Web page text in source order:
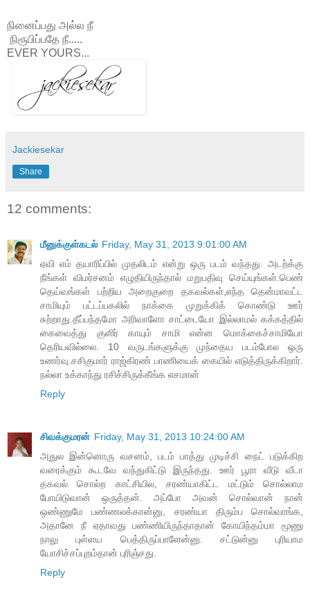
நினைப்பது அல்ல நீ
நிரூபிப்பதே நீ.....
EVER YOURS...
Jackiesekar
Share
12 comments:
மீனுக்குள்கடல் Friday, May 31, 2013 9:01:00 AM
ஏவி எம் தயாரிப்பில் முதலிடம் என்று ஒரு படம் வந்தது. அடற்க்கு
நீங்கள் விமர்சனம் எழுதியிருந்தால் மறுபதிவு செய்யுங்கள்.பெண்
தெய்வங்கள் பற்றிய அறைகுறை தகவல்கள்,எந்த தென்மாவட்ட
சாமியும் பட்டப்பகலில் நாக்கை முறுக்கிக் கொண்டு ஊர்
சுற்றாது.தீப்பந்தமோ அரிவாளோ சாட்டையோ இல்லாமல் கக்கத்தில்
கைவைத்து குளிர் காயும் சாமி என்ன மொக்கைச்சாமியோ
தெரியவில்லை. 10 வருடங்களுக்கு முந்தைய படம்போல ஒரு
உணர்வு.சசிகுமார் ராஜ்கிரண் பாணியைக் கையில் எடுத்திருக்கிறார்.
நல்லா உக்காந்து ரசிச்சிருக்கீங்க எசமான்
Reply
சிவக்குமரன் Friday, May 31, 2013 10:24:00 AM
அதுல இன்னொரு வசனம், படம் பாத்து முடிச்சி நைட் படுக்கிற
வரைக்கும் கூடவே வந்துகிட்டு இருந்தது. ஊர் பூரா வீடு வீடா
தகவல் சொல்ற காட்சியில, சரண்யாகிட்ட மட்டும் சொல்லாம
போயிடுவான் ஒருத்தன். அப்போ அவன் சொல்வான் நான்
ஒண்ணுமே பண்ணலக்கான்னு, சரண்யா திரும்ப சொல்வாங்க,
அதானே நீ ஏதாவது பண்ணியிருந்தாதான் கோயிந்தம்மா மூணு
நாலு புள்ளய பெத்திருப்பாளேன்னு. சட்டுன்னு புரியாம
யோசிச்சப்புறம்தான் புரிஞ்சது.
Reply